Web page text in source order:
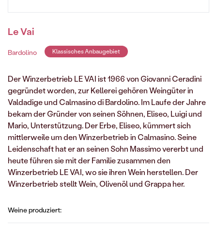
Le Vai
Bardolino Klassisches Anbaugebiet
Der Winzerbetrieb LE VAI ist 1966 von Giovanni Ceradini
gegründet worden, zur Kellerei gehören Weingüter in
Valdadige und Calmasino di Bardolino. Im Laufe der Jahre
bekam der Gründer von seinen Söhnen, Eliseo, Luigi und
Mario, Unterstützung. Der Erbe, Eliseo, kümmert sich
mittlerweile um den Winzerbetrieb in Calmasino. Seine
Leidenschaft hat er an seinen Sohn Massimo vererbt und
heute führen sie mit der Familie zusammen den
Winzerbetrieb LE VAI, wo sie ihren Wein herstellen. Der
Winzerbetrieb stellt Wein, Olivenöl und Grappa her.
Weine produziert: